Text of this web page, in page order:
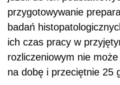
przygotowywanie
badań
ich czas pracy w
rozliczeniowym nie
na dobę i przeciętnie 25